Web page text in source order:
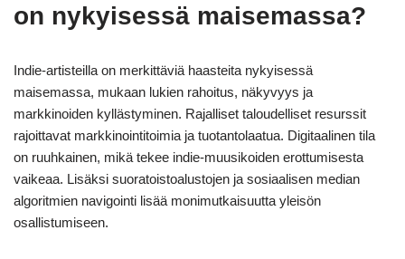
on nykyisessä maisemassa?
Indie-artisteilla on merkittäviä haasteita nykyisessä
maisemassa, mukaan lukien rahoitus, näkyvyys ja
markkinoiden kyllästyminen. Rajalliset taloudelliset resurssit
rajoittavat markkinointitoimia ja tuotantolaatua. Digitaalinen tila
on ruuhkainen, mikä tekee indie-muusikoiden erottumisesta
vaikeaa. Lisäksi suoratoistoalustojen ja sosiaalisen median
algoritmien navigointi lisää monimutkaisuutta yleisön
osallistumiseen.